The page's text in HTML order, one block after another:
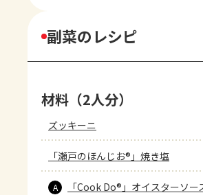
副菜のレシピ
材料（2人分）
ズッキーニ
「瀬戸のほんじお®」焼き塩
A 「Cook Do®」オイスターソー